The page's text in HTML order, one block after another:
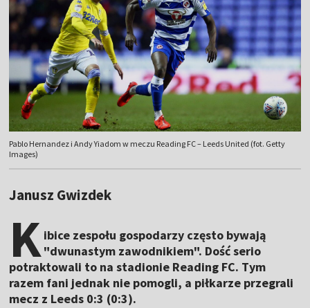
Pablo Hernandez i Andy Yiadom w meczu Reading FC – Leeds United (fot. Getty
Images)
Janusz Gwizdek
Kibice zespołu gospodarzy często bywają
"dwunastym zawodnikiem". Dość serio
potraktowali to na stadionie Reading FC. Tym
razem fani jednak nie pomogli, a piłkarze przegrali
mecz z Leeds 0:3 (0:3).